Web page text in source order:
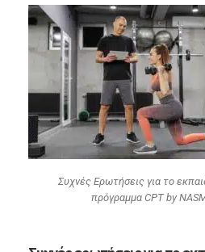
Συχνές Ερωτήσεις για το
πρόγραμμα CPT by